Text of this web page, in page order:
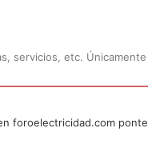
servicios, etc.
foroelectricidad.com